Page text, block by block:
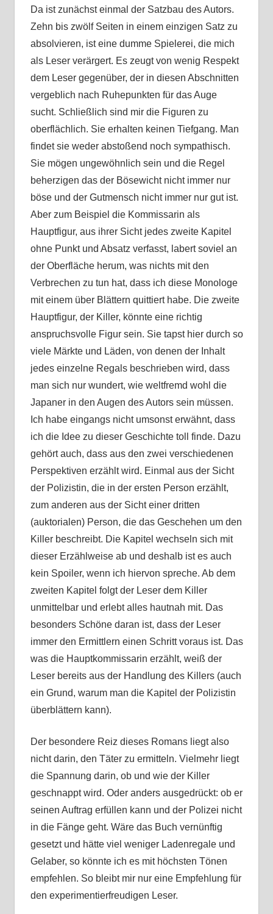
Da ist zunächst einmal der Satzbau des Autors.
Zehn bis zwölf Seiten in einem einzigen Satz zu
absolvieren, ist eine dumme Spielerei, die mich
als Leser verärgert. Es zeugt von wenig Respekt
dem Leser gegenüber, der in diesen Abschnitten
vergeblich nach Ruhepunkten für das Auge
sucht. Schließlich sind mir die Figuren zu
oberflächlich. Sie erhalten keinen Tiefgang. Man
findet sie weder abstoßend noch sympathisch.
Sie mögen ungewöhnlich sein und die Regel
beherzigen das der Bösewicht nicht immer nur
böse und der Gutmensch nicht immer nur gut ist.
Aber zum Beispiel die Kommissarin als
Hauptfigur, aus ihrer Sicht jedes zweite Kapitel
ohne Punkt und Absatz verfasst, labert soviel an
der Oberfläche herum, was nichts mit den
Verbrechen zu tun hat, dass ich diese Monologe
mit einem über Blättern quittiert habe. Die zweite
Hauptfigur, der Killer, könnte eine richtig
anspruchsvolle Figur sein. Sie tapst hier durch so
viele Märkte und Läden, von denen der Inhalt
jedes einzelne Regals beschrieben wird, dass
man sich nur wundert, wie weltfremd wohl die
Japaner in den Augen des Autors sein müssen.
Ich habe eingangs nicht umsonst erwähnt, dass
ich die Idee zu dieser Geschichte toll finde. Dazu
gehört auch, dass aus den zwei verschiedenen
Perspektiven erzählt wird. Einmal aus der Sicht
der Polizistin, die in der ersten Person erzählt,
zum anderen aus der Sicht einer dritten
(auktorialen) Person, die das Geschehen um den
Killer beschreibt. Die Kapitel wechseln sich mit
dieser Erzählweise ab und deshalb ist es auch
kein Spoiler, wenn ich hiervon spreche. Ab dem
zweiten Kapitel folgt der Leser dem Killer
unmittelbar und erlebt alles hautnah mit. Das
besonders Schöne daran ist, dass der Leser
immer den Ermittlern einen Schritt voraus ist. Das
was die Hauptkommissarin erzählt, weiß der
Leser bereits aus der Handlung des Killers (auch
ein Grund, warum man die Kapitel der Polizistin
überblättern kann).
Der besondere Reiz dieses Romans liegt also
nicht darin, den Täter zu ermitteln. Vielmehr liegt
die Spannung darin, ob und wie der Killer
geschnappt wird. Oder anders ausgedrückt: ob er
seinen Auftrag erfüllen kann und der Polizei nicht
in die Fänge geht. Wäre das Buch vernünftig
gesetzt und hätte viel weniger Ladenregale und
Gelaber, so könnte ich es mit höchsten Tönen
empfehlen. So bleibt mir nur eine Empfehlung für
den experimentierfreudigen Leser.